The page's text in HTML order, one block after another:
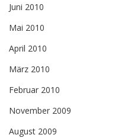
Juni 2010
Mai 2010
April 2010
März 2010
Februar 2010
November 2009
August 2009